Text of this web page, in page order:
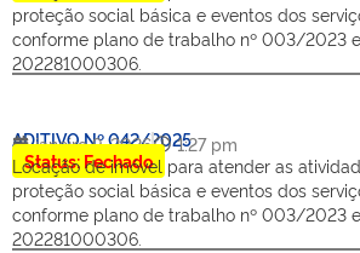
proteção social básica e eventos dos
conforme plano de trabalho nº 003/2023
202281000306.
ADITIVO Nº 042/2025
janeiro 9, 2026 1:27 pm
Status: Fechado
Locação de imóvel para atender as
proteção social básica e eventos dos
conforme plano de trabalho nº 003/2023
202281000306.